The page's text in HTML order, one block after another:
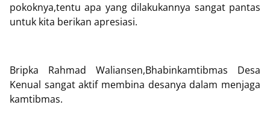
pokoknya,tentu apa yang dilakukannya sangat pantas
untuk kita berikan apresiasi.
Bripka Rahmad Waliansen,Bhabinkamtibmas Desa
Kenual sangat aktif membina desanya dalam menjaga
kamtibmas.